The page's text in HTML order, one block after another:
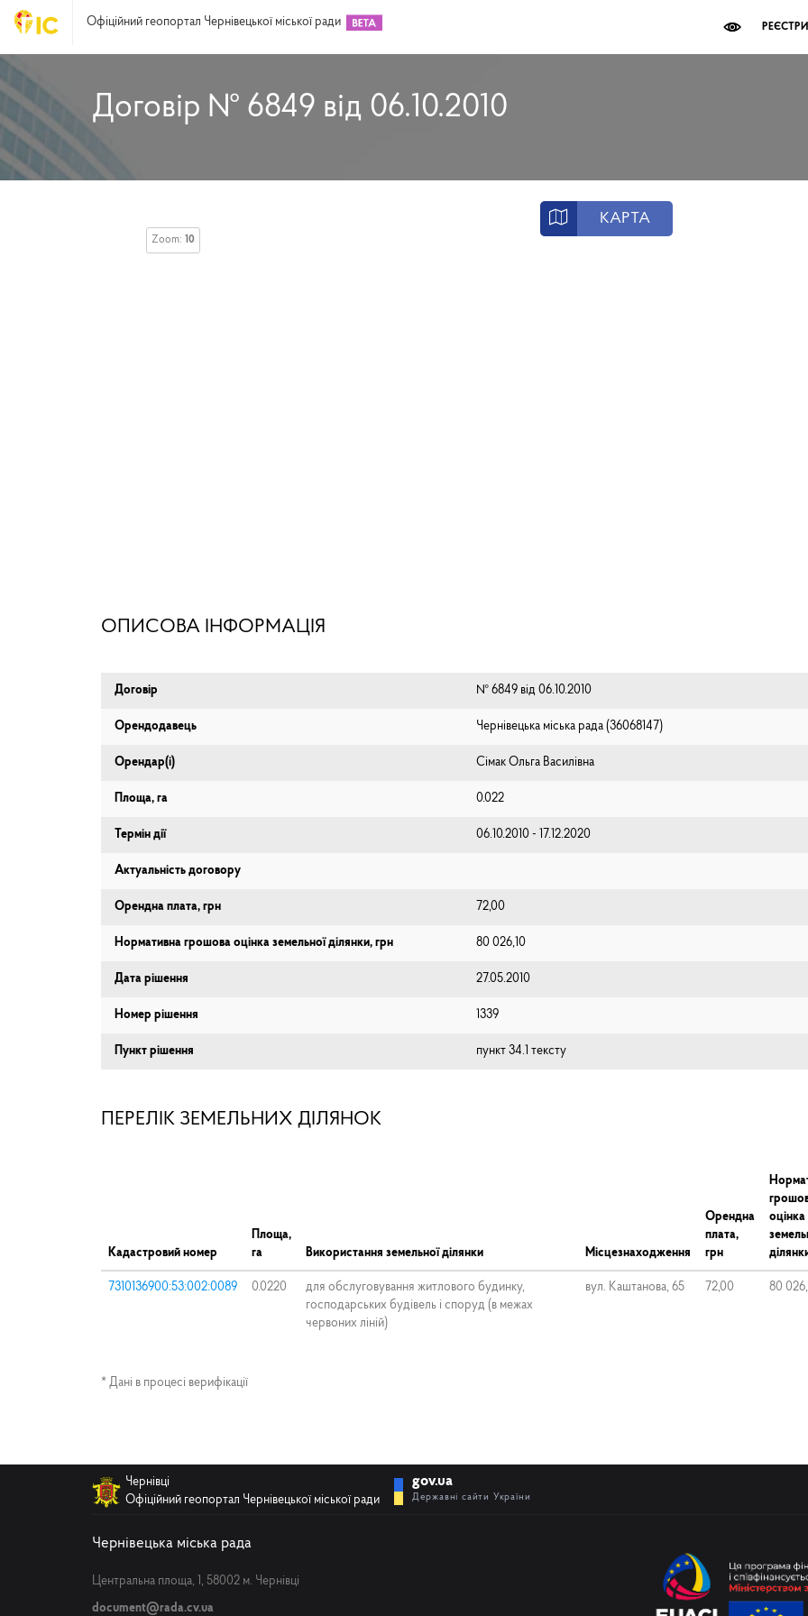
Офіційний геопортал Чернівецької міської ради РЕЄСТРИ
Договір № 6849 від 06.10.2010
КАРТА
Zoom: 10
ОПИСОВА ІНФОРМАЦІЯ
Договір № 6849 від 06.10.2010
Орендодавець Чернівецька міська рада (⁨36068147⁩)
Орендар(і) Сімак Ольга Василівна
Площа, га 0.022
Термін дії 06.10.2010 - 17.12.2020
Актуальність договору
Орендна плата, грн 72,00
Нормативна грошова оцінка земельної ділянки, грн 80 026,10
Дата рішення 27.05.2010
Номер рішення 1339
Пункт рішення пункт 34.1 тексту
ПЕРЕЛІК ЗЕМЕЛЬНИХ ДІЛЯНОК
Кадастровий номер
Площа,
га
Використання земельної ділянки Місцезнаходження
Орендна
плата,
грн
оцінка
7310136900:53:002:0089 0.0220
для обслуговування житлового будинку,
господарських будівель і споруд (в межах
червоних ліній)
вул. Каштанова, 65 72,00 80
* Дані в процесі верифікації
Чернівці
Офіційний геопортал Чернівецької міської ради
gov.ua
Державні сайти України
Чернівецька міська рада
Центральна площа, 1, 58002 м. Чернівці
document@rada.cv.ua